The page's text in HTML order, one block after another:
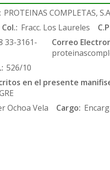
PROTEINAS COMPLETAS,
Col.: Fracc. Los Laureles
33-3161-
Correo
526/10
en el presente
Ochoa Vela Cargo: